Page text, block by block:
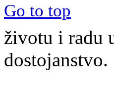
Go to top
životu i radu
dostojanstvo.